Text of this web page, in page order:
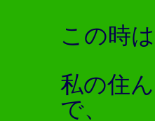
この時
私の住
で、